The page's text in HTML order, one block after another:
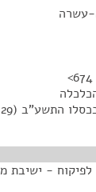
עשרה
בנובמבר 2011), שעה 13:30
לפיקוח - ישיבת